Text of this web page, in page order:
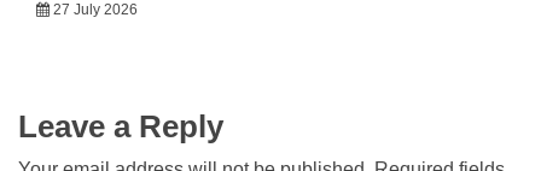
27 July 2026
Leave a Reply